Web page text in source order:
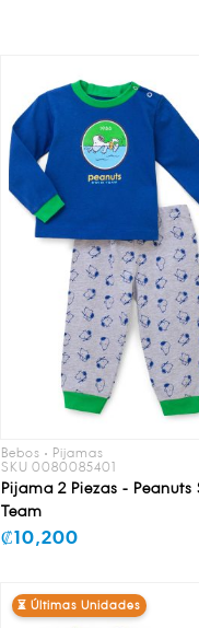
Bebos • Pijamas
SKU 0080085401
Pijama 2 Piezas - Peanuts
Team
₡10,200
⏳ Últimas Unidades